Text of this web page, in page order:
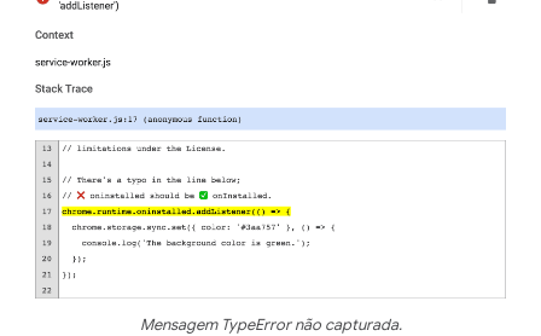
Mensagem TypeError não capturada.